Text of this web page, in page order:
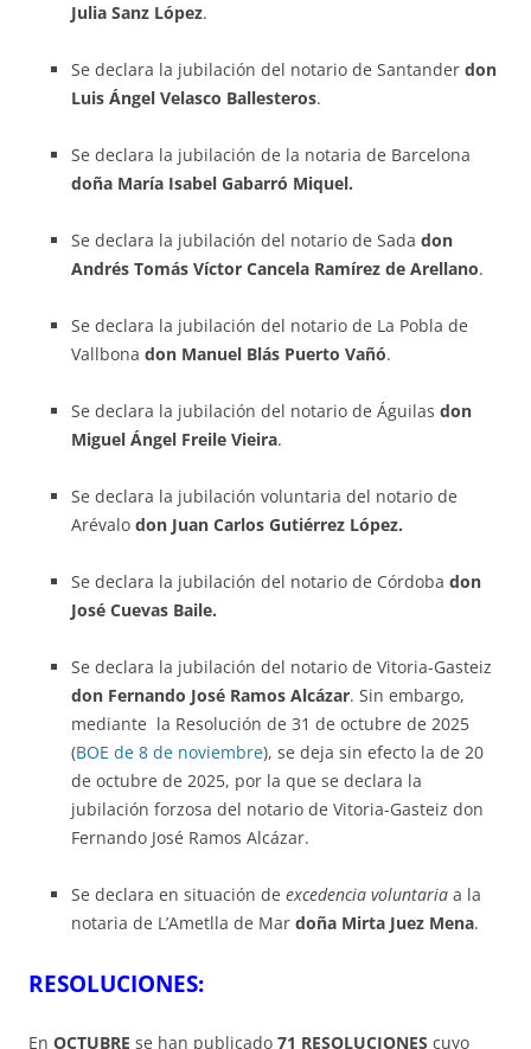
Julia Sanz López.
Se declara la jubilación del notario de Santander don
Luis Ángel Velasco Ballesteros.
Se declara la jubilación de la notaria de Barcelona
doña María Isabel Gabarró Miquel.
Se declara la jubilación del notario de Sada don
Andrés Tomás Víctor Cancela Ramírez de Arellano.
Se declara la jubilación del notario de La Pobla de
Vallbona don Manuel Blás Puerto Vañó.
Se declara la jubilación del notario de Águilas don
Miguel Ángel Freile Vieira.
Se declara la jubilación voluntaria del notario de
Arévalo don Juan Carlos Gutiérrez López.
Se declara la jubilación del notario de Córdoba don
José Cuevas Baile.
Se declara la jubilación del notario de Vitoria-Gasteiz
don Fernando José Ramos Alcázar. Sin embargo,
mediante la Resolución de 31 de octubre de 2025
(BOE de 8 de noviembre), se deja sin efecto la de 20
de octubre de 2025, por la que se declara la
jubilación forzosa del notario de Vitoria-Gasteiz don
Fernando José Ramos Alcázar.
Se declara en situación de excedencia voluntaria a la
notaria de L’Ametlla de Mar doña Mirta Juez Mena.
RESOLUCIONES:
En OCTUBRE se han publicado 71 RESOLUCIONES cuyo